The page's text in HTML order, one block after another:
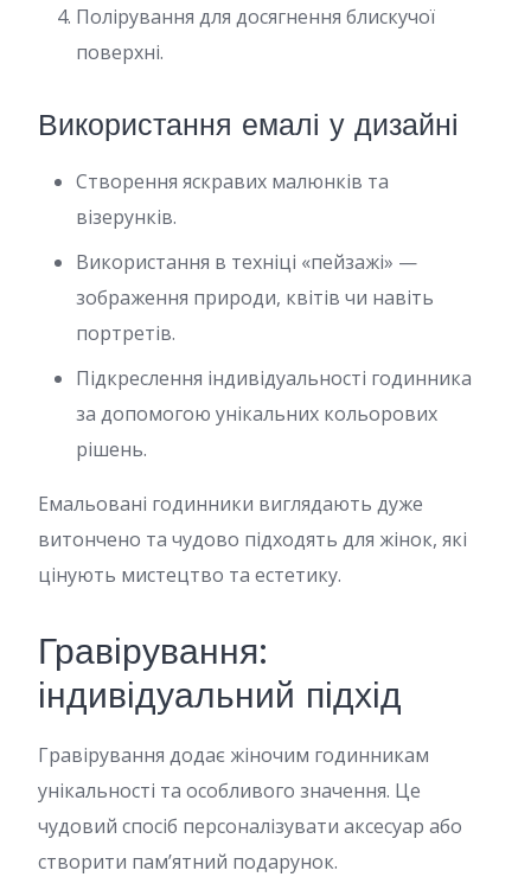
Полірування для досягнення блискучої
поверхні.
Використання емалі у дизайні
Створення яскравих малюнків та
візерунків.
Використання в техніці «пейзажі» —
зображення природи, квітів чи навіть
портретів.
Підкреслення індивідуальності годинника
за допомогою унікальних кольорових
рішень.
Емальовані годинники виглядають дуже
витончено та чудово підходять для жінок, які
цінують мистецтво та естетику.
Гравірування:
індивідуальний підхід
Гравірування додає жіночим годинникам
унікальності та особливого значення. Це
чудовий спосіб персоналізувати аксесуар або
створити пам’ятний подарунок.